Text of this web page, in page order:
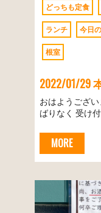
どっちも定食
ランチ 今日
根室
2022/01/29
おはようござ
ばりなく 受け
MORE